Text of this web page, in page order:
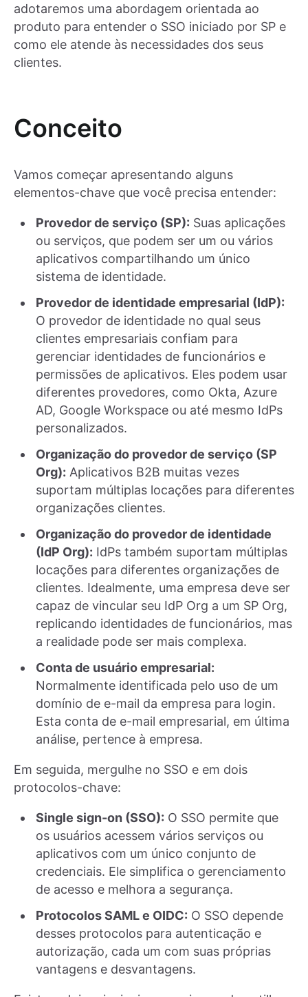
adotaremos uma abordagem orientada ao
produto para entender o SSO iniciado por SP e
como ele atende às necessidades dos seus
clientes.
Conceito
Vamos começar apresentando alguns
elementos-chave que você precisa entender:
Provedor de serviço (SP): Suas aplicações
ou serviços, que podem ser um ou vários
aplicativos compartilhando um único
sistema de identidade.
Provedor de identidade empresarial (IdP):
O provedor de identidade no qual seus
clientes empresariais confiam para
gerenciar identidades de funcionários e
permissões de aplicativos. Eles podem usar
diferentes provedores, como Okta, Azure
AD, Google Workspace ou até mesmo IdPs
personalizados.
Organização do provedor de serviço (SP
Org): Aplicativos B2B muitas vezes
suportam múltiplas locações para diferentes
organizações clientes.
Organização do provedor de identidade
(IdP Org): IdPs também suportam múltiplas
locações para diferentes organizações de
clientes. Idealmente, uma empresa deve ser
capaz de vincular seu IdP Org a um SP Org,
replicando identidades de funcionários, mas
a realidade pode ser mais complexa.
Conta de usuário empresarial:
Normalmente identificada pelo uso de um
domínio de e-mail da empresa para login.
Esta conta de e-mail empresarial, em última
análise, pertence à empresa.
Em seguida, mergulhe no SSO e em dois
protocolos-chave:
Single sign-on (SSO): O SSO permite que
os usuários acessem vários serviços ou
aplicativos com um único conjunto de
credenciais. Ele simplifica o gerenciamento
de acesso e melhora a segurança.
Protocolos SAML e OIDC: O SSO depende
desses protocolos para autenticação e
autorização, cada um com suas próprias
vantagens e desvantagens.